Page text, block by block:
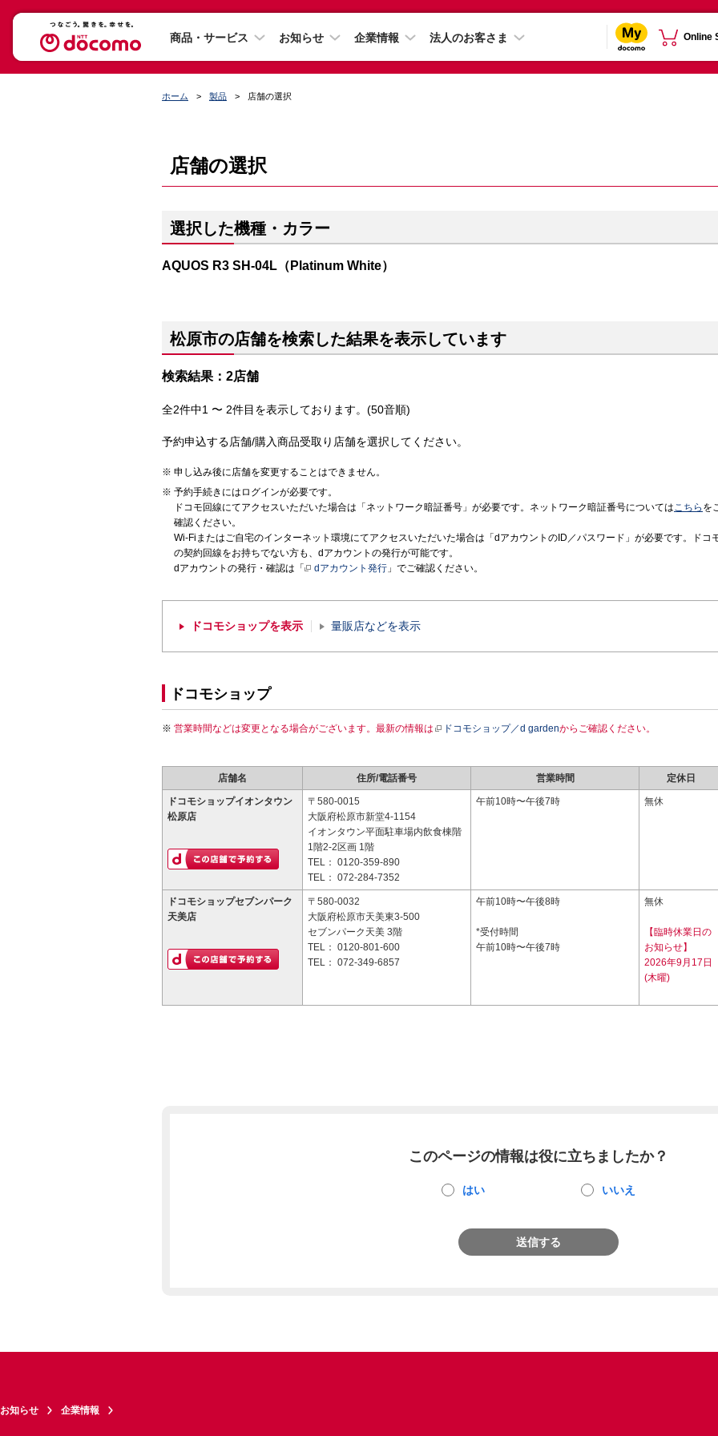
商品・サービス お知らせ 企業情報 法人のお客さま Online
ホーム 製品 店舗の選択
店舗の選択
選択した機種・カラー
AQUOS R3 SH-04L（Platinum White）
松原市の店舗を検索した結果を表示しています
検索結果：2店舗
全2件中1 〜 2件目を表示しております。(50音順)
予約申込する店舗/購入商品受取り店舗を選択してください。
申し込み後に店舗を変更することはできません。
予約手続きにはログインが必要です。
ドコモ回線にてアクセスいただいた場合は「ネットワーク暗証番号」が必要です。ネットワーク暗証番号についてはこちら を
確認ください。
Wi-Fiまたはご自宅のインターネット環境にてアクセスいただいた場合は「dアカウントのID／パスワード」が必要です。ドコ
の契約回線をお持ちでない方も、dアカウントの発行が可能です。
dアカウントの発行・確認は「
dアカウント発行 」でご確認ください。
ドコモショップを表示 量販店などを表示
ドコモショップ
営業時間などは変更となる場合がございます。最新の情報は ドコモショップ／d gardenからご確認ください。
店舗名 住所/電話番号 営業時間 定休日
ドコモショップイオンタウン
松原店
〒580-0015
大阪府松原市新堂4-1154
イオンタウン平面駐車場内飲食棟階
1階2-2区画 1階
TEL： 0120-359-890
TEL： 072-284-7352
午前10時〜午後7時 無休
ドコモショップセブンパーク
天美店
〒580-0032
大阪府松原市天美東3-500
セブンパーク天美 3階
TEL： 0120-801-600
TEL： 072-349-6857
午前10時〜午後8時
*受付時間
午前10時〜午後7時
無休
【臨時休業日の
お知らせ】
2026年9月17日
(木曜)
このページの情報は役に立ちましたか？
はい いいえ
送信する
お知らせ 企業情報